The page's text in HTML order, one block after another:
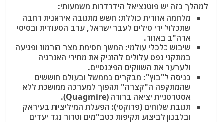
למהלך כזה יש פוטנציאל הידרדרות משמעותי:
מלחמה אזורית כוללת: חשש מתגובה איראנית רחבה
שתכלול ירי טילים לעבר ישראל, ערב הסעודית ובסיסי
ארה"ב באזור.
שיבוש כלכלי עולמי: המשך חסימת מצר הורמוז ופגיעה
במתקני נפט עלולים להזניק את מחירי האנרגיה
ולערער את השווקים הפיננסיים.
כניסה ל"בוץ": מבקרים בממשל ובעולם חוששים
שהמתקפה ה"קצרה" תהפוך למערכה ממושכת ללא
אסטרטגיית יציאה ברורה (Quagmire).
תגובת שלוחים (פרוקסי): הפעלת המיליציות בעיראק
ובלבנון לביצוע תקיפות כטב"מים וטרור נגד יעדים